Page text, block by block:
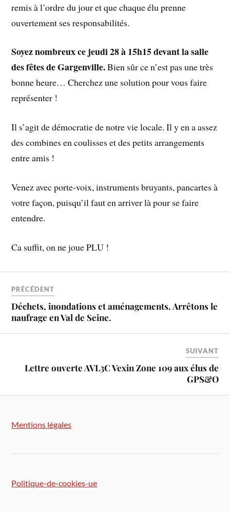
remis à l’ordre du jour et que chaque élu prenne
ouvertement ses responsabilités.
Soyez nombreux ce jeudi 28 à 15h15 devant la salle
des fêtes de Gargenville.Bien sûr ce n’est pas une très
bonne heure… Cherchez une solution pour vous faire
représenter !
Il s’agit de démocratie de notre vie locale. Il y en a assez
des combines en coulisses et des petits arrangements
entre amis !
Venez avec porte-voix, instruments bruyants, pancartes à
votre façon, puisqu’il faut en arriver là pour se faire
entendre.
Ca suffit, on ne joue PLU !
PRÉCÉDENT
Déchets, inondations et aménagements. Arrêtons le
naufrage en Val de Seine.
SUIVANT
Lettre ouverte AVL3C Vexin Zone 109 aux élus de
GPS&O
Mentions légales
Politique-de-cookies-ue